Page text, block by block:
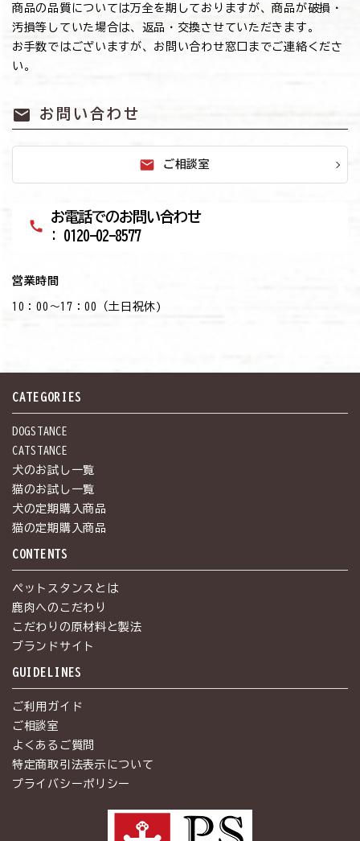
商品の品質については万全を期しておりますが、商品が破損・
汚損等していた場合は、返品・交換させていただきます。
お手数ではございますが、お問い合わせ窓口までご連絡くださ
い。
mail お問い合わせ
mail ご相談室
call
お電話でのお問い合わせ
: 0120-02-8577
営業時間
10：00～17：00（土日祝休)
CATEGORIES
DOGSTANCE
CATSTANCE
犬のお試し一覧
猫のお試し一覧
犬の定期購入商品
猫の定期購入商品
CONTENTS
ペットスタンスとは
鹿肉へのこだわり
こだわりの原材料と製法
ブランドサイト
GUIDELINES
ご利用ガイド
ご相談室
よくあるご質問
特定商取引法表示について
プライバシーポリシー